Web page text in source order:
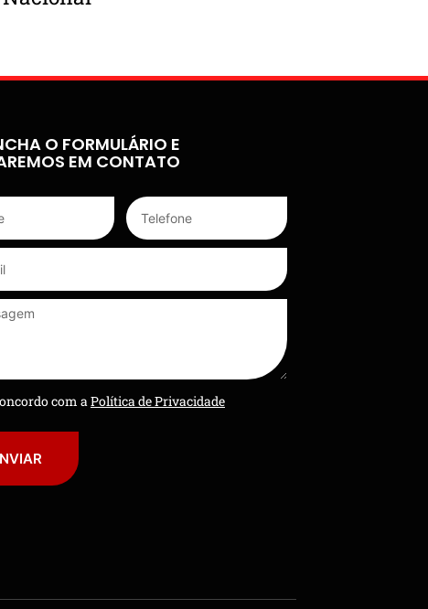
O FORMULÁRIO E
EM CONTATO
com aPolítica de Privacidade